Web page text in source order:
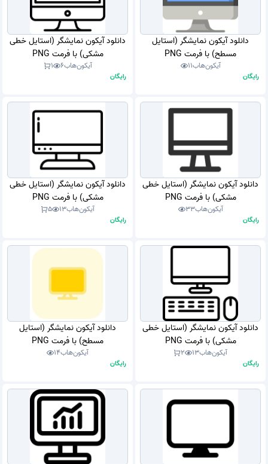
دانلود آیکون نمایشگر (استایل
مسطح) با فرمت PNG
آیکون‌هاب11
رایگان
دانلود آیکون نمایشگر (استایل خطی
مشکی) با فرمت PNG
آیکون‌هاب6
1
رایگان
دانلود آیکون نمایشگر (استایل خطی
مشکی) با فرمت PNG
آیکون‌هاب33
رایگان
دانلود آیکون نمایشگر (استایل خطی
مشکی) با فرمت PNG
آیکون‌هاب13
5
رایگان
دانلود آیکون نمایشگر (استایل خطی
مشکی) با فرمت PNG
آیکون‌هاب13
2
رایگان
دانلود آیکون نمایشگر (استایل
مسطح) با فرمت PNG
آیکون‌هاب14
رایگان